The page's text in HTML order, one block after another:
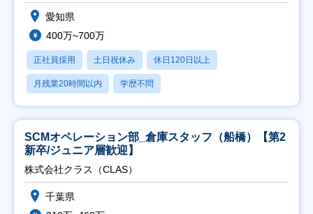
愛知県
400万~700万
正社員採用 土日祝休み 休日120日以上
月残業20時間以内 学歴不問
SCMオペレーション部_倉庫スタッフ（船橋）【第2
新卒/ジュニア層歓迎】
株式会社クラス（CLAS）
千葉県